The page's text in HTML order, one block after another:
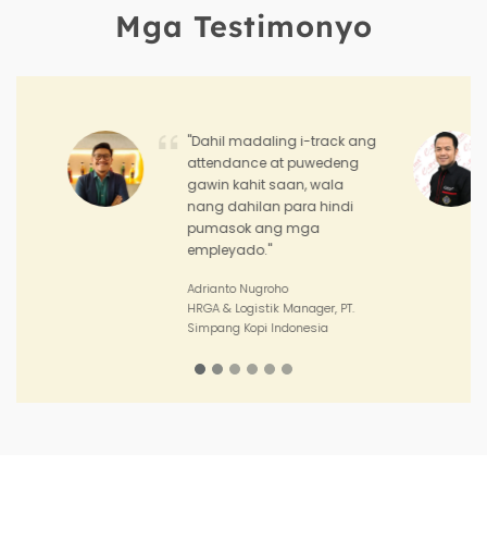
Mga Testimonyo
"Pinapadali ng Hadirr ang
pag-monitor ng
performance at
achievements ng aming
sales teams at outlets."
Supervisor Sales, PT. Sinar Asia
Perkasa